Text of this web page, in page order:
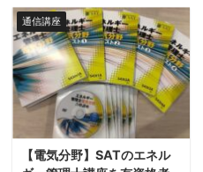
は発電方式によりますが
20MPaG以上になる場合
もあります。ランキンサ
イクルの効率としてはタ
ービン入口の蒸気温度、
圧力が高ければ高いほど
熱落差を大きく取れるた
主灰（しゅばい）と飛灰
（ひばい）があります。
この記事では主灰と飛灰
の違いについて解説しま
す。 主灰と飛灰の違い
主灰：焼却炉の炉底に落
下した灰でボトムアッシ
ュ（bottom ash）とも
通信講座
【電気分野】SATのエネル